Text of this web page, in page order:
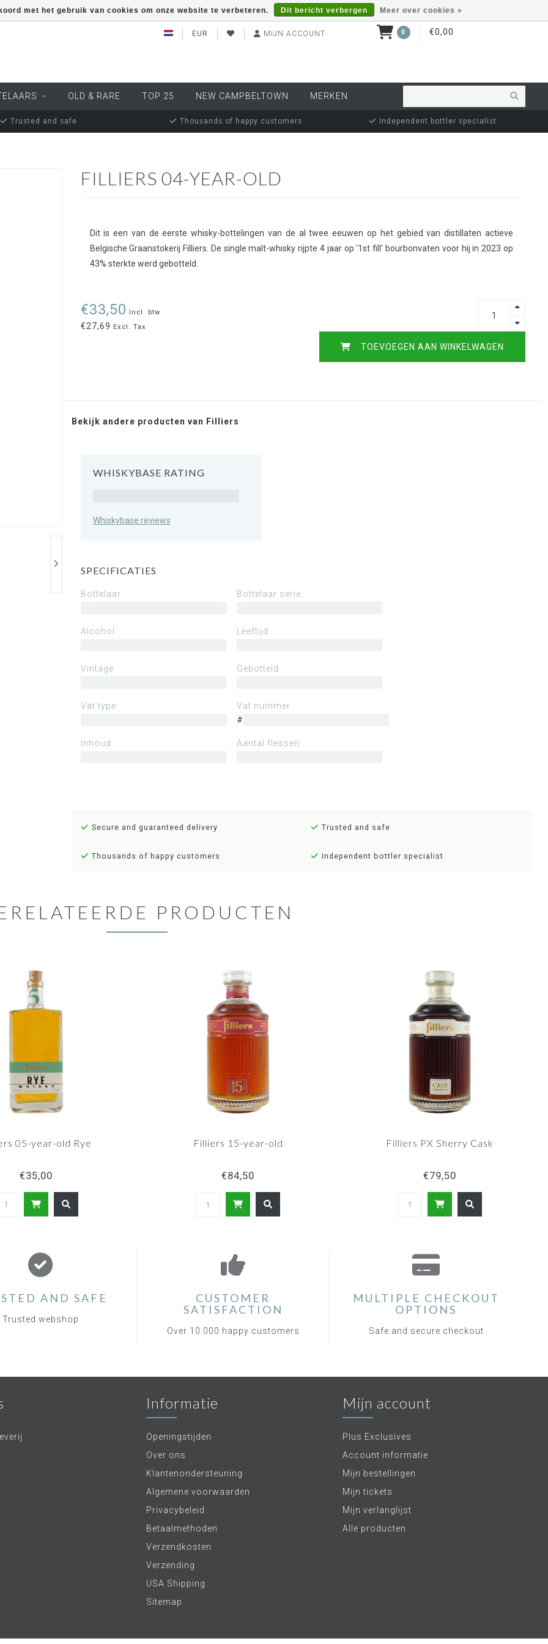
EUR MIJN ACCOUNT 0 €0,00
OLD & RARE TOP 25 NEW CAMPBELTOWN MERKEN
Trusted and safe Thousands of happy customers Independent bottler specialist
FILLIERS 04-YEAR-OLD
Dit is een van de eerste whisky-bottelingen van de al twee eeuwen op het gebied van distillaten actieve
Belgische Graanstokerij Filliers. De single malt-whisky rijpte 4 jaar op '1st fill' bourbonvaten voor hij in 2023 op
43% sterkte werd gebotteld.
€33,50 Incl. btw
€27,69 Excl. Tax
TOEVOEGEN AAN WINKELWAGEN
Bekijk andere producten van Filliers
WHISKYBASE RATING
Whiskybase reviews
SPECIFICATIES
Bottelaar Bottelaar serie
Alcohol Leeftijd
Vintage Gebotteld
Vat type
Vat nummer
#
Inhoud Aantal flessen
Secure and guaranteed delivery Trusted and safe
Thousands of happy customers Independent bottler specialist
PRODUCTEN
05-year-old Rye
€35,00
Filliers 15-year-old
€84,50
Filliers PX Sherry Cask
€79,50
met het gebruik van cookies om onze website te verbeteren. Dit bericht verbergen Meer over cookies »
AND SAFE
Trusted webshop
CUSTOMER
SATISFACTION
Over 10.000 happy customers
MULTIPLE CHECKOUT
OPTIONS
Safe and secure checkout
Informatie
Openingstijden
Over ons
Klantenondersteuning
Algemene voorwaarden
Privacybeleid
Betaalmethoden
Verzendkosten
Verzending
USA Shipping
Sitemap
Mijn account
Plus Exclusives
Account informatie
Mijn bestellingen
Mijn tickets
Mijn verlanglijst
Alle producten